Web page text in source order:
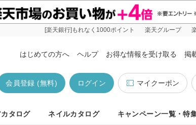
[楽天銀行]もれなく1000ポイント 楽天グループ
はじめての方へ ヘルプ お得な情報を受け取る 掲
マイクーポン
ログイン
会員登録 (無料)
タログ ネイルカタログ キャンペーン一覧・特